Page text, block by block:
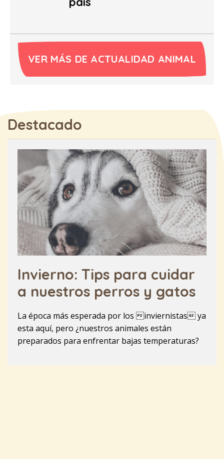
VER MÁS DE ACTUALIDAD ANIMAL
Destacado
Invierno: Tips para cuidar
a nuestros perros y gatos
La época más esperada por los inviernistas ya
esta aquí, pero ¿nuestros animales están
preparados para enfrentar bajas temperaturas?